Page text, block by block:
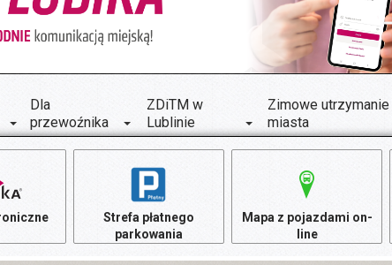
Dla
przewoźnika
ZDiTM w
Lublinie
Zimowe utrzymanie
miasta
Strefa płatnego
parkowania
Mapa z pojazdami on-
line